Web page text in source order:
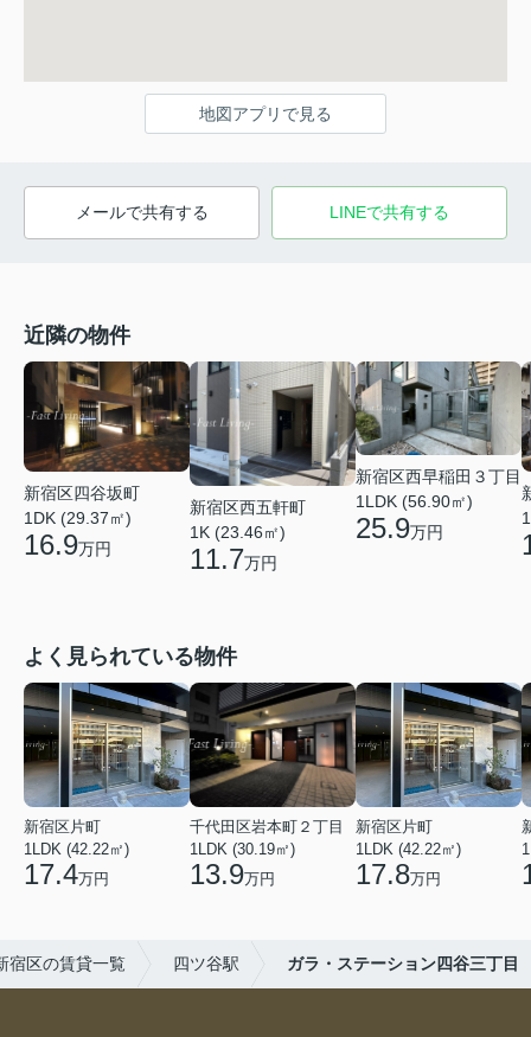
地図アプリで見る
メールで共有する LINEで共有する
近隣の物件
新宿区四谷坂町
1DK (29.37㎡)
16.9万円
新宿区西五軒町
1K (23.46㎡)
11.7万円
新宿区西早稲田３丁目
1LDK (56.90㎡)
25.9万円
よく見られている物件
新宿区片町
1LDK (42.22㎡)
17.4万円
千代田区岩本町２丁目
1LDK (30.19㎡)
13.9万円
新宿区片町
1LDK (42.22㎡)
17.8万円
宿区の賃貸一覧 四ツ谷駅 ガラ・ステーション四谷三丁目